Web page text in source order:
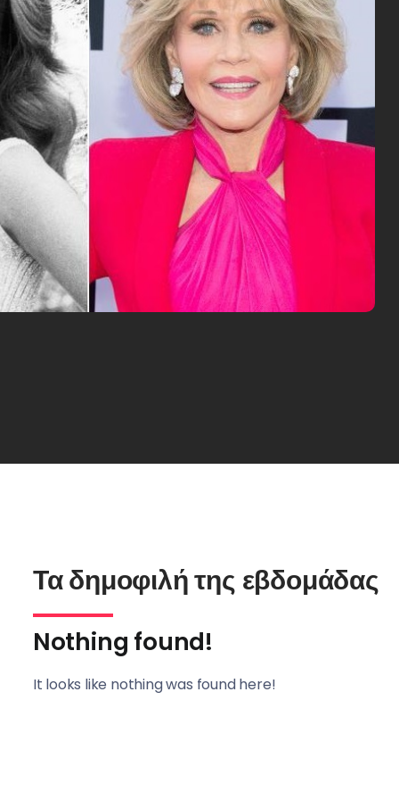
Τα δημοφιλή της εβδομάδας
Nothing found!
It looks like nothing was found here!